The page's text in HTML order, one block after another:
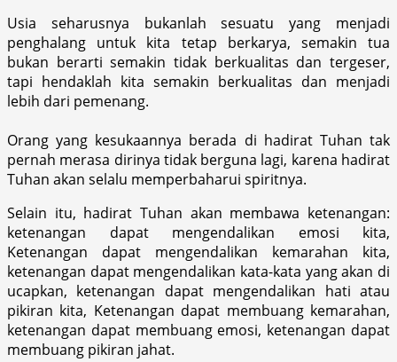
Usia seharusnya bukanlah sesuatu yang menjadi
penghalang untuk kita tetap berkarya,‎ semakin tua
bukan berarti semakin tidak berkualitas dan tergeser,
tapi‎ hendaklah kita semakin berkualitas dan menjadi
lebih dari pemenang.
Orang yang kesukaannya berada di hadirat Tuhan tak
pernah merasa dirinya tidak berguna lagi, karena ‎hadirat
Tuhan akan selalu memperbaharui spiritnya.
Selain itu, hadirat Tuhan akan membawa ketenangan:‎
ketenangan dapat mengendalikan emosi kita,‎
Ketenangan dapat mengendalikan kemarahan kita,‎
ketenangan dapat mengendalikan kata-kata yang akan di
ucapkan,‎ ketenangan dapat mengendalikan hati atau
pikiran kita,‎ Ketenangan dapat membuang kemarahan,
ketenangan dapat membuang emosi,‎ ketenangan dapat
membuang pikiran jahat.‎